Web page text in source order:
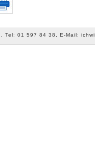
Tel: 01 597 84 38, E-Mail: